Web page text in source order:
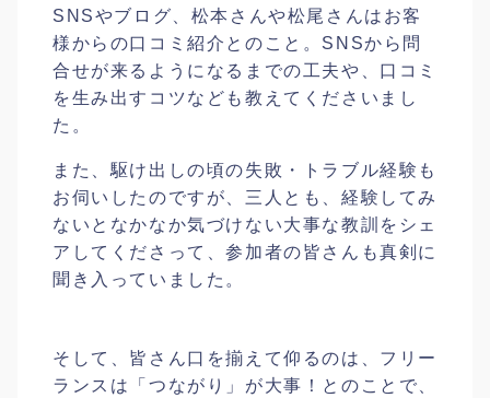
SNSやブログ、松本さんや松尾さんはお客
様からの口コミ紹介とのこと。SNSから問
合せが来るようになるまでの工夫や、口コミ
を生み出すコツなども教えてくださいまし
た。
また、駆け出しの頃の失敗・トラブル経験も
お伺いしたのですが、三人とも、経験してみ
ないとなかなか気づけない大事な教訓をシェ
アしてくださって、参加者の皆さんも真剣に
聞き入っていました。
そして、皆さん口を揃えて仰るのは、フリー
ランスは「つながり」が大事！とのことで、